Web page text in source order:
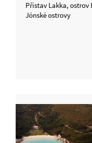
Přístav Lakka, ostrov
Jónské ostrovy